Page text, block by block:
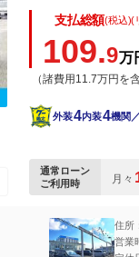
支払総額(税込)(
109.9万
（諸費用11.7万円を含
外装4内装4機関
通常ローン
ご利用時
月々
住所
営業